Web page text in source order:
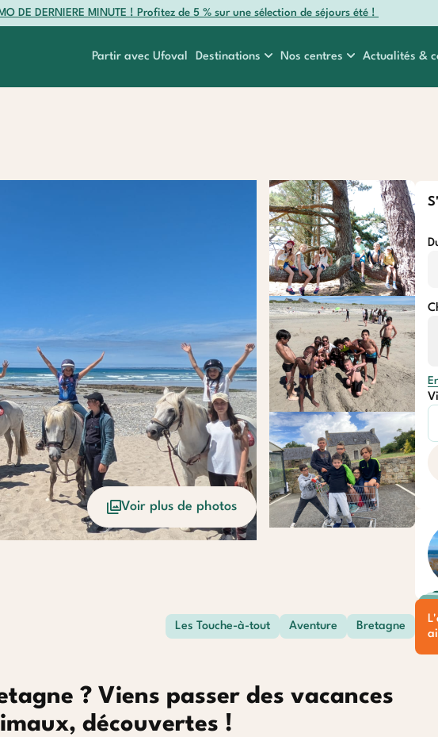
DE DERNIERE MINUTE ! Profitez de 5 % sur une sélection de séjours été !
Partir avec Ufoval Destinations Nos centres Actualités &
Océan Etranger
Voir plus de photos
Les Touche-à-tout Aventure Bretagne
? Viens passer des vacances
découvertes !